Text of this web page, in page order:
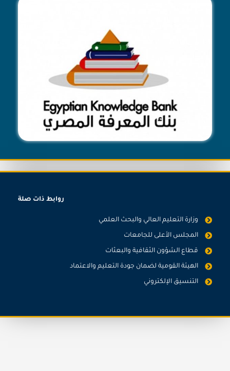
روابط ذات صلة
وزارة التعليم العالي والبحث العلمي
المجلس الأعلى للجامعات
قطاع الشؤون الثقافية والبعثات
الهيئة القومية لضمان جودة التعليم والاعتماد
التنسيق الإلكتروني